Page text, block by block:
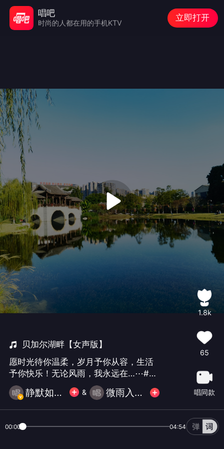
贝加尔湖畔【女声版】
愿时光待你温柔，岁月予你从容，生活
予你快乐！无论风雨，我永远在…⋯#流
行##玩转独唱#
静默如初🐠🐠 & 微雨入流年
1.8k
65
唱同款
00:00 04:54
唱吧
时尚的人都在用的手机KTV
立即打开